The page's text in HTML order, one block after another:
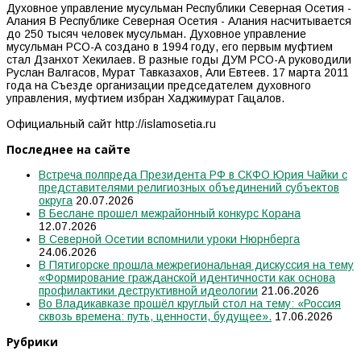
Духовное управление мусульман Республики Северная Осетия -
Алания В Республике Северная Осетия - Алания насчитывается
до 250 тысяч человек мусульман. Духовное управление
мусульман РСО-А создано в 1994 году, его первым муфтием
стал Дзанхот Хекилаев. В разные годы ДУМ РСО-А руководили
Руслан Валгасов, Мурат Тавказахов, Али Евтеев. 17 марта 2011
года на Съезде организации председателем духовного
управления, муфтием избран Хаджимурат Гацалов.
Официальный сайт http://islamosetia.ru
Последнее на сайте
Встреча полпреда Президента РФ в СКФО Юрия Чайки с
представителями религиозных объединений субъектов
округа 20.07.2026
В Беслане прошел межрайонный конкурс Корана
12.07.2026
В Северной Осетии вспомнили уроки Нюрнберга
24.06.2026
В Пятигорске прошла межрегиональная дискуссия на тему
«Формирование гражданской идентичности как основа
профилактики деструктивной идеологии 21.06.2026
Во Владикавказе прошёл круглый стол на тему: «Россия
сквозь времена: путь, ценности, будущее». 17.06.2026
Рубрики